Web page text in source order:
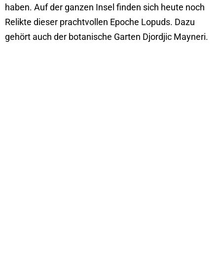
haben. Auf der ganzen Insel finden sich heute noch
Relikte dieser prachtvollen Epoche Lopuds. Dazu
gehört auch der botanische Garten Djordjic Mayneri.